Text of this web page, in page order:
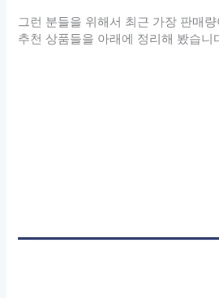
그런 분들을 위해서 최근 가장 판매
추천 상품들을 아래에 정리해 봤습니